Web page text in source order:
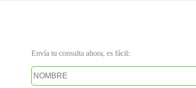
Envía tu consulta ahora, es fácil: